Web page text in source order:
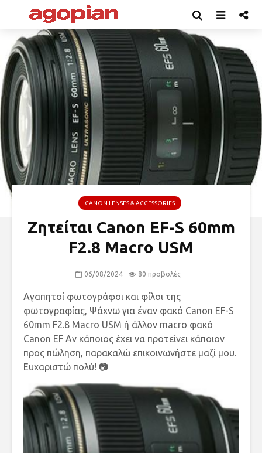
CANON LENSES & ACCESSORIES
Ζητείται Canon EF-S 60mm
F2.8 Macro USM
06/08/2024 80 προβολές
Αγαπητοί φωτογράφοι και φίλοι της
φωτογραφίας, Ψάχνω για έναν φακό Canon EF-S
60mm F2.8 Macro USM ή άλλον macro φακό
Canon EF Αν κάποιος έχει να προτείνει κάποιον
προς πώληση, παρακαλώ επικοινωνήστε μαζί μου.
Ευχαριστώ πολύ! 📷